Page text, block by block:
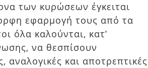
των κυρώσεων έγκειται
εφαρμογή τους από τα
όλα καλούνται, κατ’
να θεσπίσουν
αναλογικές και αποτρεπτικές